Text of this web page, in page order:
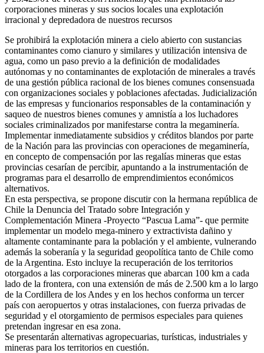
corporaciones mineras y sus socios locales una explotación
irracional y depredadora de nuestros recursos
Se prohibirá la explotación minera a cielo abierto con sustancias
contaminantes como cianuro y similares y utilización intensiva de
agua, como un paso previo a la definición de modalidades
autónomas y no contaminantes de explotación de minerales a través
de una gestión pública racional de los bienes comunes consensuada
con organizaciones sociales y poblaciones afectadas. Judicialización
de las empresas y funcionarios responsables de la contaminación y
saqueo de nuestros bienes comunes y amnistía a los luchadores
sociales criminalizados por manifestarse contra la megaminería.
Implementar inmediatamente subsidios y créditos blandos por parte
de la Nación para las provincias con operaciones de megaminería,
en concepto de compensación por las regalías mineras que estas
provincias cesarían de percibir, apuntando a la instrumentación de
programas para el desarrollo de emprendimientos económicos
alternativos.
En esta perspectiva, se propone discutir con la hermana república de
Chile la Denuncia del Tratado sobre Integración y
Complementación Minera -Proyecto “Pascua Lama”- que permite
implementar un modelo mega-minero y extractivista dañino y
altamente contaminante para la población y el ambiente, vulnerando
además la soberanía y la seguridad geopolítica tanto de Chile como
de la Argentina. Esto incluye la recuperación de los territorios
otorgados a las corporaciones mineras que abarcan 100 km a cada
lado de la frontera, con una extensión de más de 2.500 km a lo largo
de la Cordillera de los Andes y en los hechos conforma un tercer
país con aeropuertos y otras instalaciones, con fuerza privadas de
seguridad y el otorgamiento de permisos especiales para quienes
pretendan ingresar en esa zona.
Se presentarán alternativas agropecuarias, turísticas, industriales y
mineras para los territorios en cuestión.